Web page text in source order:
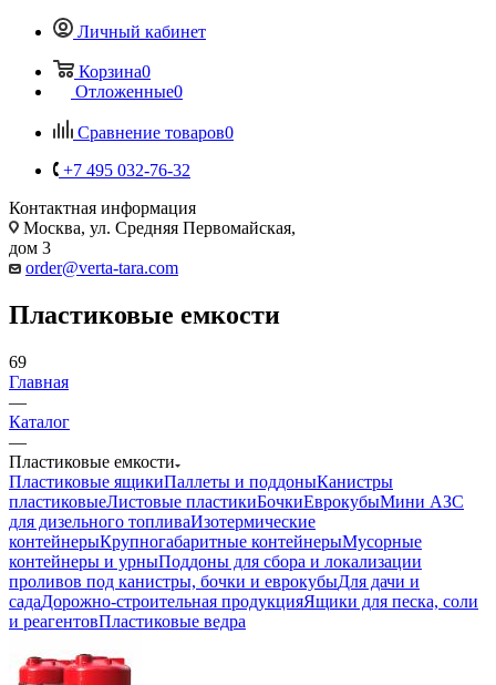
Личный кабинет
Корзина0
Отложенные0
Сравнение товаров0
+7 495 032-76-32
Контактная информация
Москва, ул. Средняя Первомайская,
дом 3
order@verta-tara.com
Пластиковые емкости
69
Главная
—
Каталог
—
Пластиковые емкости
Пластиковые ящикиПаллеты и поддоныКанистры
пластиковыеЛистовые пластикиБочкиЕврокубыМини АЗС
для дизельного топливаИзотермические
контейнерыКрупногабаритные контейнерыМусорные
контейнеры и урныПоддоны для сбора и локализации
проливов под канистры, бочки и еврокубыДля дачи и
садаДорожно-строительная продукцияЯщики для песка, соли
и реагентовПластиковые ведра